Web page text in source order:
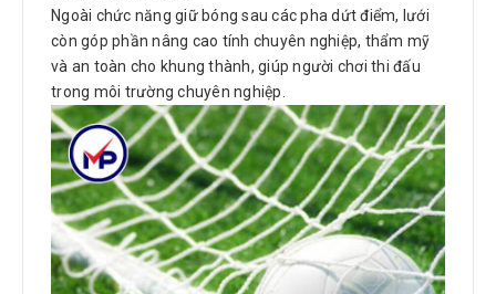
Ngoài chức năng giữ bóng sau các pha dứt điểm, lưới
còn góp phần nâng cao tính chuyên nghiệp, thẩm mỹ
và an toàn cho khung thành, giúp người chơi thi đấu
trong môi trường chuyên nghiệp.